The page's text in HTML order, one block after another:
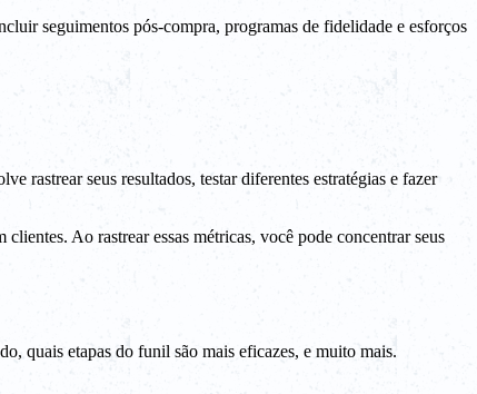
seguimentos pós-compra, programas de fidelidade e esforços
rastrear seus resultados, testar diferentes estratégias e fazer
Ao rastrear essas métricas, você pode concentrar seus
quais etapas do funil são mais eficazes, e muito mais.